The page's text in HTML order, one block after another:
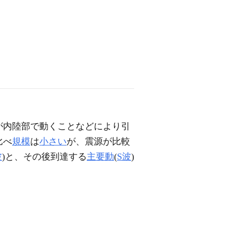
陸部で動くことなどにより引
べ規模は小さいが、震源が比較
)と、その後到達する主要動(S波)